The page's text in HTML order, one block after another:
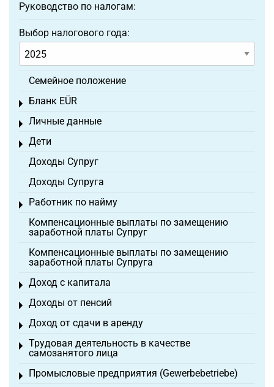
Руководство по налогам:
Выбор налогового года:
Семейное положение
Бланк EÜR
Toggle menu
Личные данные
Toggle menu
Дети
Toggle menu
Доходы Супруг
Доходы Супруга
Работник по найму
Toggle menu
Компенсационные выплаты по замещению
заработной платы Супруг
Компенсационные выплаты по замещению
заработной платы Супруга
Доход с капитала
Toggle menu
Доходы от пенсий
Toggle menu
Доход от сдачи в аренду
Toggle menu
Трудовая деятельность в качестве
самозанятого лица
Toggle menu
Промысловые предприятия (Gewerbebetriebe)
Toggle menu